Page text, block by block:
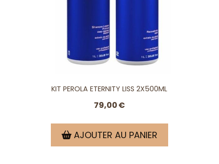
KIT PEROLA ETERNITY LISS 2X500ML
79,00€
AJOUTER AU PANIER